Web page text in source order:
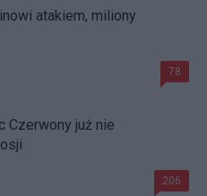
atakiem, miliony
78
Czerwony już nie
206